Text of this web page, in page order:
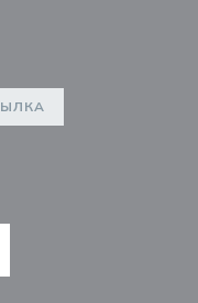
((открывается в новом
((открывается в